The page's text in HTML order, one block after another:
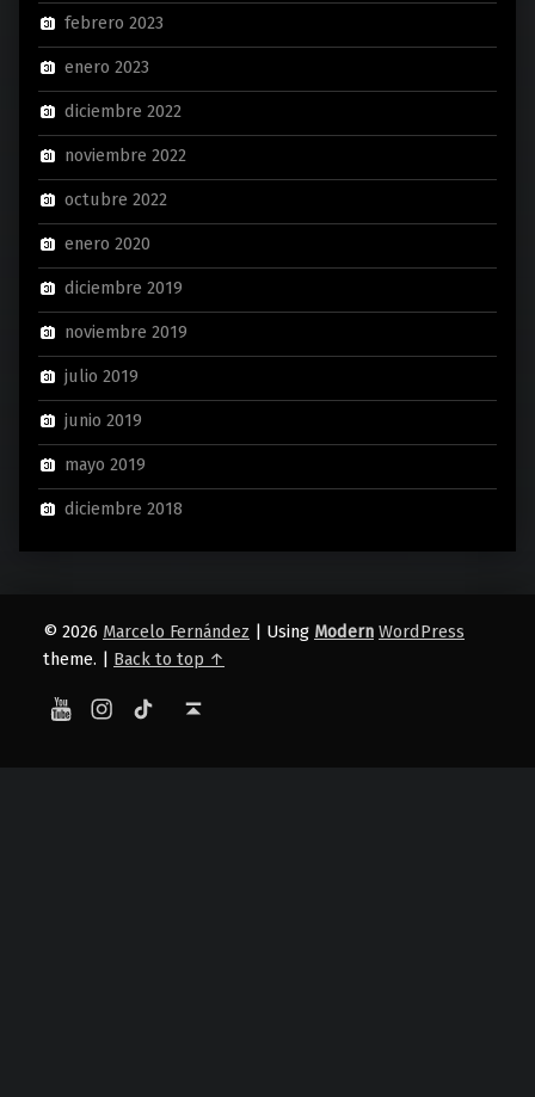
febrero 2023
enero 2023
diciembre 2022
noviembre 2022
octubre 2022
enero 2020
diciembre 2019
noviembre 2019
julio 2019
junio 2019
mayo 2019
diciembre 2018
© 2026 Marcelo Fernández | Using Modern WordPress
theme. | Back to top ↑